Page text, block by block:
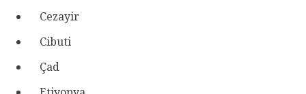
Cezayir
Cibuti
Çad